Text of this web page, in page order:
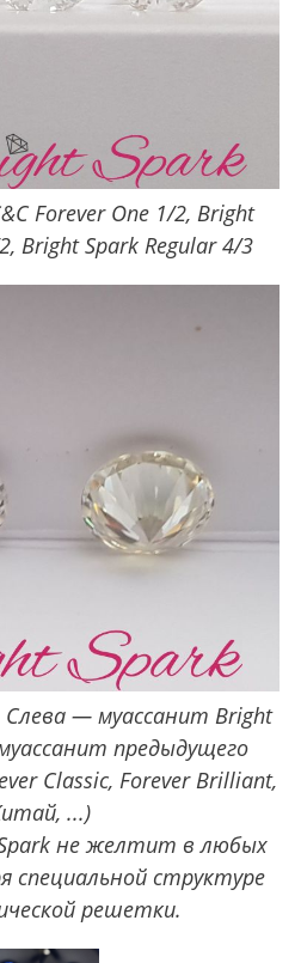
Forever One 1/2, Bright
Bright Spark Regular 4/3
— муассанит Bright
предыдущего
Classic, Forever Brilliant,
...)
не желтит в любых
специальной структуре
решетки.